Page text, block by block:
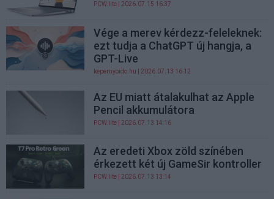
PCW.lite | 2026.07.15 16:37
Vége a merev kérdezz-feleleknek:
ezt tudja a ChatGPT új hangja, a
GPT-Live
kepernyoido.hu | 2026.07.13 16:12
Az EU miatt átalakulhat az Apple
Pencil akkumulátora
PCW.lite | 2026.07.13 14:16
Az eredeti Xbox zöld színében
érkezett két új GameSir kontroller
PCW.lite | 2026.07.13 13:14